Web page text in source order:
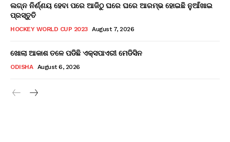
ଲଗ୍ନ ନିର୍ଣ୍ଣୟ ହେବା ପରେ ଆଜିଠୁ ଘରେ ଘରେ ଆରମ୍ଭ ହୋଇଛି ନୁଆଁଖାଇ
ପ୍ରସ୍ତୁତି
HOCKEY WORLD CUP 2023 August 7, 2026
ଖୋଲା ଆକାଶ ତଳେ ପଡିଛି ଏକ୍ସପାଏରୀ ମେଡିସିନ
ODISHA August 6, 2026